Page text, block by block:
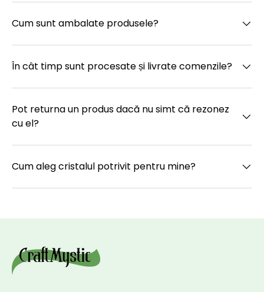
Cum sunt ambalate produsele?
În cât timp sunt procesate și livrate comenzile?
Pot returna un produs dacă nu simt că rezonez
cu el?
Cum aleg cristalul potrivit pentru mine?